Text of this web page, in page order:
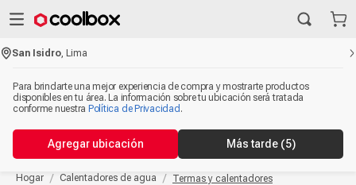
San Isidro ,Lima
Para brindarte una mejor experiencia de compra y mostrarte productos
disponibles en tu área. La información sobre tu ubicación será tratada
conforme nuestra Política de Privacidad .
Agregar ubicación Más tarde (5)
Hogar Calentadores de agua Termas y calentadores